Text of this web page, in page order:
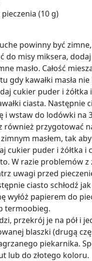
(10 g)
powinny być
do misy miksera,
masło. Całość
gdy kawałki masła
cukier puder i żółtka
ciasta. Następnie
i wstaw do lodówki na
również przygotować
masłem, tak
cukier puder i żółtka i
W razie problemów z
uwagi przed
ciasto schłodź
wyłóż papierem do
termoobieg.
przekrój je na pół i
blaszki (drugą
piekarnika.
lub do złotego koloru.